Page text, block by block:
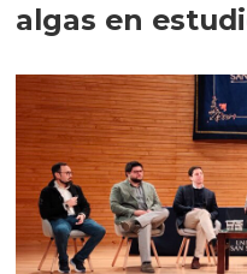
algas en